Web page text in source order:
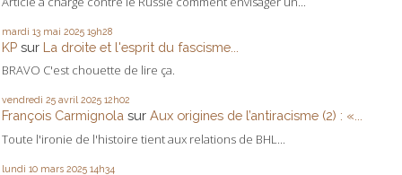
mardi 13 mai 2025 19h28
KP sur La droite et l'esprit du fascisme...
BRAVO C'est chouette de lire ça.
vendredi 25 avril 2025 12h02
François Carmignola sur Aux origines de l’antiracisme (2) : «...
Toute l'ironie de l'histoire tient aux relations de BHL...
lundi 10 mars 2025 14h34